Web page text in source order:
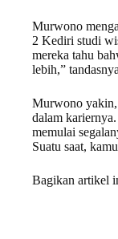
Murwono
2 Kediri studi
mereka tahu
lebih,”
Murwono yakin,
dalam
memulai
Suatu saat,
Bagikan artikel